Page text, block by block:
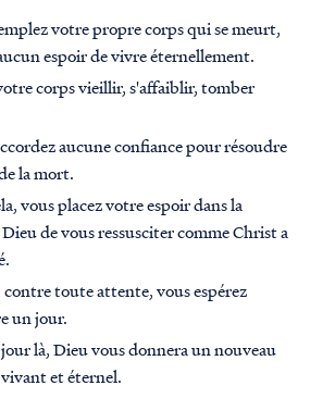
teaching materials
apps
quickly.
votre propre corps qui se meurt,
espoir de vivre éternellement.
corps vieillir, s'affaiblir, tomber
aucune confiance pour résoudre
la mort.
vous placez votre espoir dans la
de vous ressusciter comme Christ a
toute attente, vous espérez
un jour.
là, Dieu vous donnera un nouveau
et éternel.